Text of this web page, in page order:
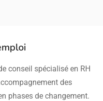
conseil spécialisé en RH
des
phases de changement.